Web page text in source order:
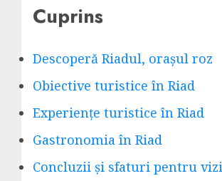
Cuprins
Descoperă Riadul, orașul roz
Obiective turistice în Riad
Experiențe turistice în Riad
Gastronomia în Riad
Concluzii și sfaturi pentru